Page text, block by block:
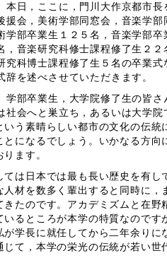
本日，ここに，門川大作京都市長
援会，美術学部同窓会，音楽学
学部卒業生１２５名，音楽学部
，音楽研究科修士課程修了生２
究科博士課程修了生５名の卒業式
辞を述べさせていただきます。
学部卒業生，大学院修了生の皆さ
社会へと巣立ち，あるいは大学
う素晴らしい都市の文化の伝
になるでしょう。いかなる方
ます。
は日本では最も長い歴史を有し
材を数多く輩出すると同時に
たのです。アカデミズムと在野
るところが本学の特質なので
学長に就任してから二年余り
て，本学の栄光の伝統が若い世